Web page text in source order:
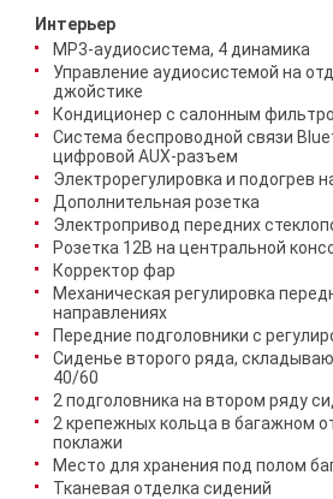
Интерьер
MP3-аудиосистема, 4 динамика
Управление аудиосистемой на
джойстике
Кондиционер с салонным
Система беспроводной связи
цифровой AUX-разъем
Электрорегулировка и подогрев
Дополнительная розетка
Электропривод передних
Розетка 12В на центральной
Корректор фар
Механическая регулировка
направлениях
Передние подголовники с
Сиденье второго ряда,
40/60
2 подголовника на втором ряду
2 крепежных кольца в багажном
поклажи
Место для хранения под полом
Тканевая отделка сидений